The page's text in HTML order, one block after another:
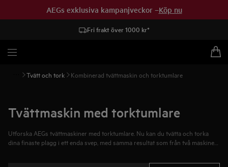
AEGs exklusiva kampanjveckor –Köp nu
Fri frakt över 1000 kr*
Tvätt och tork Kombinerad tvättmaskin och torktumlare
Tvättmaskin med torktumlare
Utforska AEGs tvättmaskiner med torktumlare. Nu kan du tvätta och torka
dina finaste plagg i ett enda svep, med samma resultat som från två maskiner.